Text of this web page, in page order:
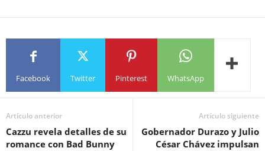
Facebook Twitter Pinterest WhatsApp
Artículo anterior
Cazzu revela detalles de su
romance con Bad Bunny
Artículo siguiente
Gobernador Durazo y Julio
César Chávez impulsan